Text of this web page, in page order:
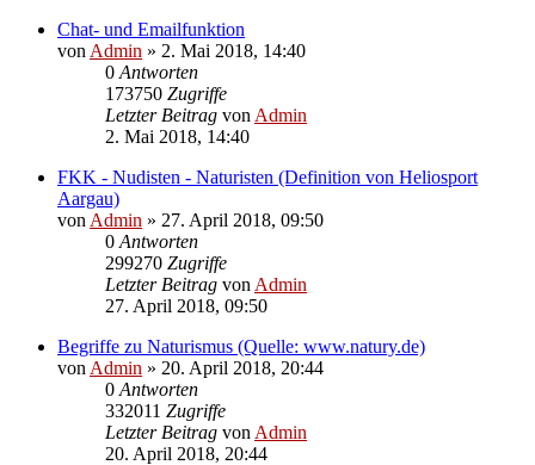
Chat- und Emailfunktion
von Admin » 2. Mai 2018, 14:40
0 Antworten
173750 Zugriffe
Letzter Beitrag von Admin
2. Mai 2018, 14:40
FKK - Nudisten - Naturisten (Definition von Heliosport
Aargau)
von Admin » 27. April 2018, 09:50
0 Antworten
299270 Zugriffe
Letzter Beitrag von Admin
27. April 2018, 09:50
Begriffe zu Naturismus (Quelle: www.natury.de)
von Admin » 20. April 2018, 20:44
0 Antworten
332011 Zugriffe
Letzter Beitrag von Admin
20. April 2018, 20:44